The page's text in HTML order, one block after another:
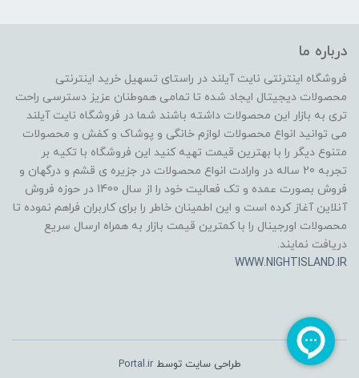
درباره ما
فروشگاه اینترنتی نایت آیلند در راستای تسهیل خرید اینترنتی
محصولات دیجیتال ایجاد شده تا تمامی هموطنان عزیز دسترسی راحت
تری به بازار این محصولات داشته باشند شما در فروشگاه نایت آیلند
می توانید انواع محصولات لوازم خانگی و پوشاک و کفش و محصولات
متنوع دیگر را با بهترین قیمت تهیه کنید این فروشگاه با تکیه بر
تجربه 20 ساله در وارادت انواع محصولات در جزیره ی قشم و درگهان و
فروش بصورت عمده و تک فعالیت خود را از سال 1400 در حوزه فروش
آنلاین آغاز کرده است و این اطمینان خاطر را برای کاربران فراهم نموده تا
محصولات اورجینال را با کمترین قیمت بازار به همراه ارسال سریع
دریافت نمایند.
WWW.NIGHTISLAND.IR
طراحی سایت توسطPortal.ir